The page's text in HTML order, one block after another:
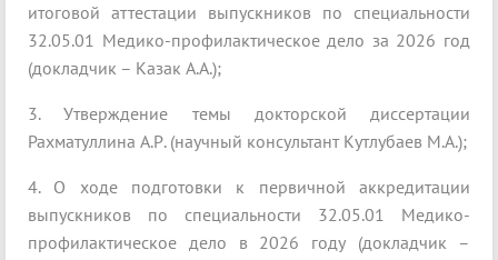
итоговой аттестации выпускников по специальности
32.05.01 Медико-профилактическое дело за 2026 год
(докладчик – Казак А.А.);
3. Утверждение темы докторской диссертации
Рахматуллина А.Р. (научный консультант Кутлубаев М.А.);
4. О ходе подготовки к первичной аккредитации
выпускников по специальности 32.05.01 Медико-
профилактическое дело в 2026 году (докладчик –